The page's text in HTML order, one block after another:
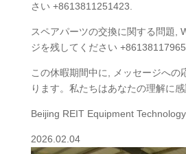
さい +8613811251423.
スペアパーツの交換に関する問題,
ジを残してください
この休暇期間中に, メッセージへの
ります。私たちはあなたの理解に
Beijing REIT Equipment
2026.02.04